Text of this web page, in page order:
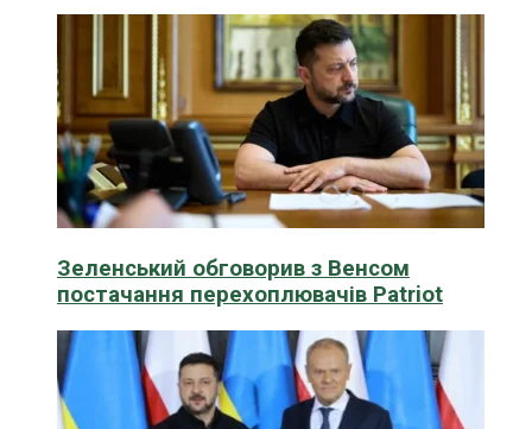
Зеленський обговорив з Венсом
постачання перехоплювачів Patriot